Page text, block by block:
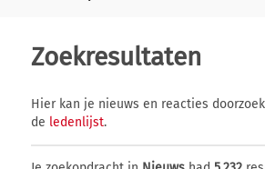
Zoekresultaten
Hier kan je nieuws en reacties
de ledenlijst.